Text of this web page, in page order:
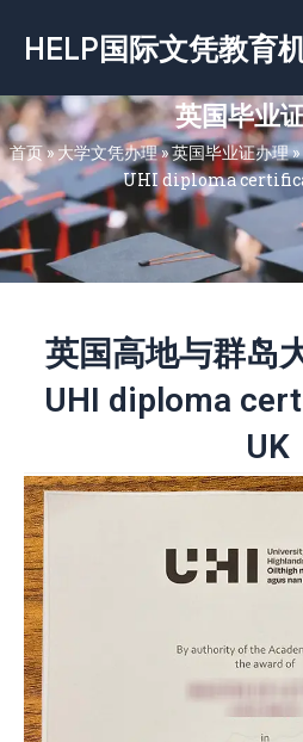
容
HELP国际文凭教育
英国毕业
首页»大学文凭办理»英国毕业证办理»
UHI diploma
英国高地与群岛
UHI diploma
UK